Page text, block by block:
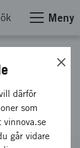
Meny
därför
som
går vidare